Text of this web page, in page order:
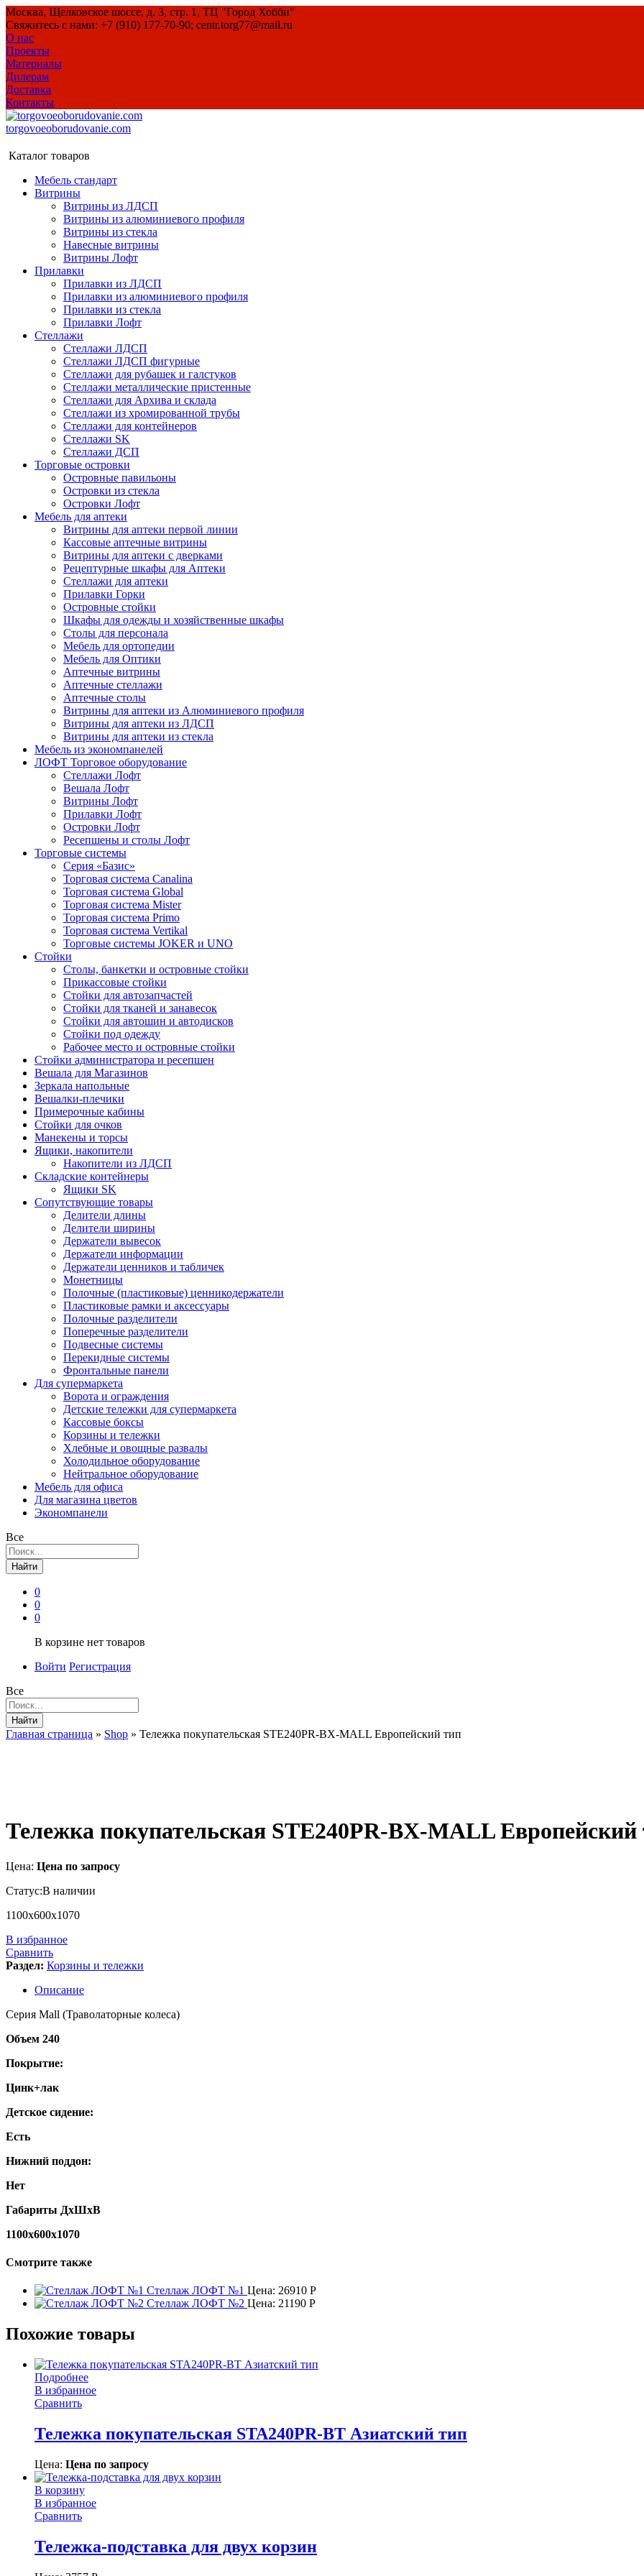
Москва, Щелковское шоссе, д. 3, стр. 1, ТЦ "Город Хобби"
Свяжитесь с нами: +7 (910) 177-70-90; centr.torg77@mail.ru
О нас
Проекты
Материалы
Дилерам
Доставка
Контакты
torgovoeoborudovanie.com
Каталог товаров
Мебель стандарт
Витрины
Витрины из ЛДСП
Витрины из алюминиевого профиля
Витрины из стекла
Навесные витрины
Витрины Лофт
Прилавки
Прилавки из ЛДСП
Прилавки из алюминиевого профиля
Прилавки из стекла
Прилавки Лофт
Стеллажи
Стеллажи ЛДСП
Стеллажи ЛДСП фигурные
Стеллажи для рубашек и галстуков
Стеллажи металлические пристенные
Стеллажи для Архива и склада
Стеллажи из хромированной трубы
Стеллажи для контейнеров
Стеллажи SK
Стеллажи ДСП
Торговые островки
Островные павильоны
Островки из стекла
Островки Лофт
Мебель для аптеки
Витрины для аптеки первой линии
Кассовые аптечные витрины
Витрины для аптеки с дверками
Рецептурные шкафы для Аптеки
Стеллажи для аптеки
Прилавки Горки
Островные стойки
Шкафы для одежды и хозяйственные шкафы
Столы для персонала
Мебель для ортопедии
Мебель для Оптики
Аптечные витрины
Аптечные стеллажи
Аптечные столы
Витрины для аптеки из Алюминиевого профиля
Витрины для аптеки из ЛДСП
Витрины для аптеки из стекла
Мебель из экономпанелей
ЛОФТ Торговое оборудование
Стеллажи Лофт
Вешала Лофт
Витрины Лофт
Прилавки Лофт
Островки Лофт
Ресепшены и столы Лофт
Торговые системы
Серия «Базис»
Торговая система Canalina
Торговая система Global
Торговая система Mister
Торговая система Primo
Торговая система Vertikal
Торговые системы JOKER и UNO
Стойки
Столы, банкетки и островные стойки
Прикассовые стойки
Стойки для автозапчастей
Стойки для тканей и занавесок
Стойки для автошин и автодисков
Стойки под одежду
Рабочее место и островные стойки
Стойки администратора и ресепшен
Вешала для Магазинов
Зеркала напольные
Вешалки-плечики
Примерочные кабины
Стойки для очков
Манекены и торсы
Ящики, накопители
Накопители из ЛДСП
Складские контейнеры
Ящики SK
Сопутствующие товары
Делители длины
Делители ширины
Держатели вывесок
Держатели информации
Держатели ценников и табличек
Монетницы
Полочные (пластиковые) ценникодержатели
Пластиковые рамки и аксессуары
Полочные разделители
Поперечные разделители
Подвесные системы
Перекидные системы
Фронтальные панели
Для супермаркета
Ворота и ограждения
Детские тележки для супермаркета
Кассовые боксы
Корзины и тележки
Хлебные и овощные развалы
Холодильное оборудование
Нейтральное оборудование
Мебель для офиса
Для магазина цветов
Экономпанели
Все
Найти
0
0
0
В корзине нет товаров
Войти Регистрация
Все
Найти
Главная страница » Shop » Тележка покупательская STЕ240PR-BХ-MALL Европейский тип
Тележка покупательская STЕ240PR-BХ-MALL Европейский
Цена: Цена по запросу
Статус:В наличии
1100х600х1070
В избранное
Сравнить
Раздел: Корзины и тележки
Описание
Серия Mall (Траволаторные колеса)
Объем 240
Покрытие:
Цинк+лак
Детское сидение:
Есть
Нижний поддон:
Нет
Габариты ДхШхВ
1100х600х1070
Смотрите также
Стеллаж ЛОФТ №1 Цена: 26910 Р
Стеллаж ЛОФТ №2 Цена: 21190 Р
Похожие товары
Подробнее
В избранное
Сравнить
Тележка покупательская STA240PR-BT Азиатский тип
Цена: Цена по запросу
В корзину
В избранное
Сравнить
Тележка-подставка для двух корзин